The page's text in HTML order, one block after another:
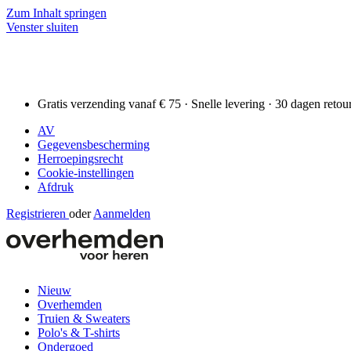
Zum Inhalt springen
Venster sluiten
Gratis verzending vanaf € 75 · Snelle levering · 30 dagen
AV
Gegevensbescherming
Herroepingsrecht
Cookie-instellingen
Afdruk
Registrieren oder Aanmelden
Nieuw
Overhemden
Truien & Sweaters
Polo's & T-shirts
Ondergoed